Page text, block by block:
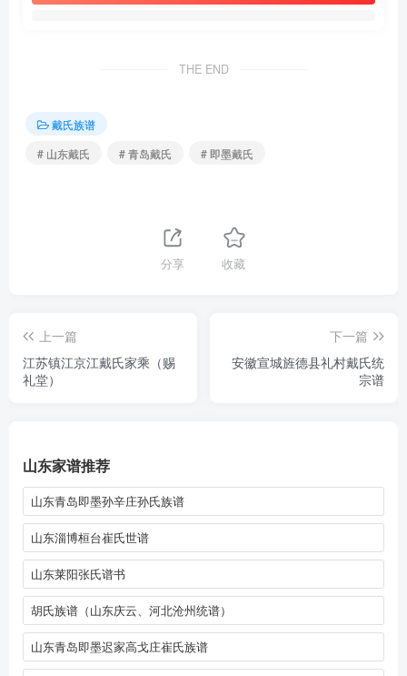
THE END
戴氏族谱
# 山东戴氏
# 青岛戴氏 # 即墨戴氏
分享 收藏
上一篇
江苏镇江京江戴氏家乘（赐
礼堂）
下一篇
安徽宣城旌德县礼村戴氏统
宗谱
山东家谱推荐
山东青岛即墨孙辛庄孙氏族谱
山东淄博桓台崔氏世谱
山东莱阳张氏谱书
胡氏族谱（山东庆云、河北沧州统谱）
山东青岛即墨迟家高戈庄崔氏族谱